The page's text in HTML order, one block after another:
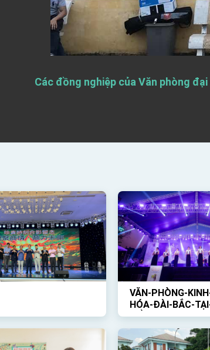
President Lai delivers 2025 National Day Address
Presidential Inauguration Speech
Important Remarks of the Ministry of Foreign
Taiwan government to open office in Arizona,
Các đồng nghiệp của Văn phòng
VĂN-PHÒNG-
HÓA-ĐÀI-BẮC-
TỔ-CHỨC-HOẠT-
TRỜI-VỚI-CHỦ-
VỀ-ĐÀI-LOAN-VÀ-